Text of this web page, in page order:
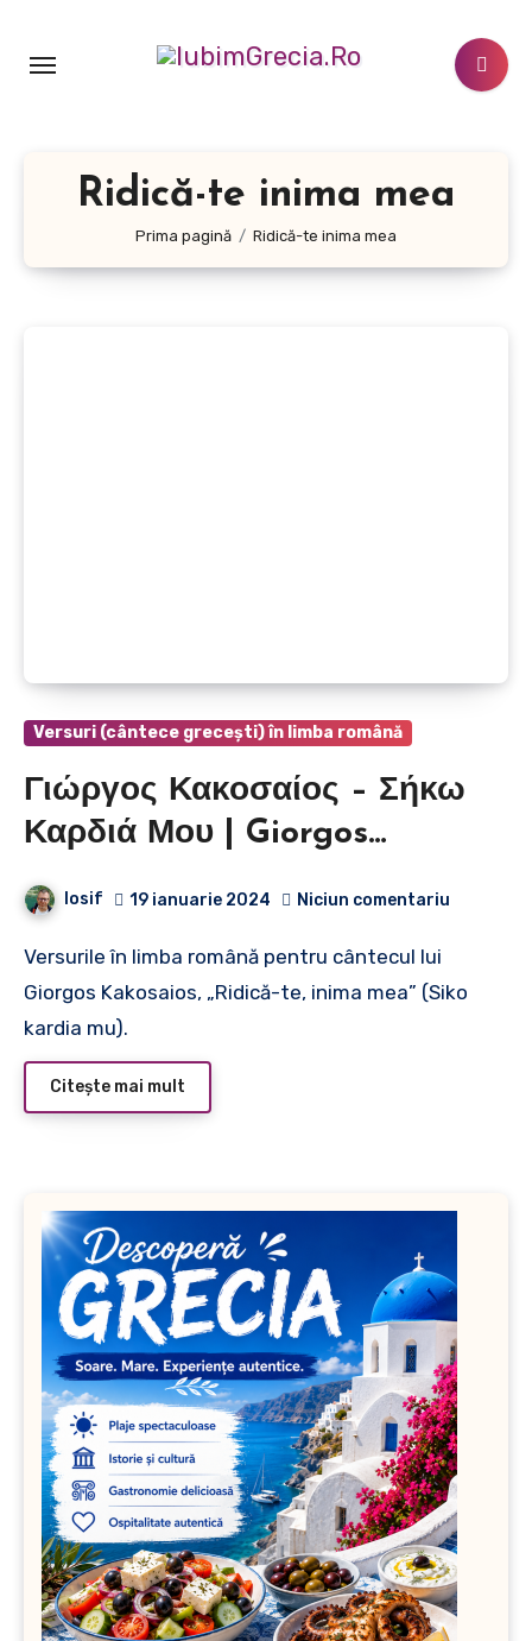
conținut
Ridică-te inima mea
Prima pagină Ridică-te inima mea
Versuri (cântece grecești) în limba română
Γιώργος Κακοσαίος – Σήκω
Καρδιά Μου | Giorgos
Kakosaios – Ridică-te, inima
mea
Iosif 19 ianuarie 2024 Niciun comentariu
Versurile în limba română pentru cântecul lui
Giorgos Kakosaios, „Ridică-te, inima mea” (Siko
kardia mu).
Citește mai mult